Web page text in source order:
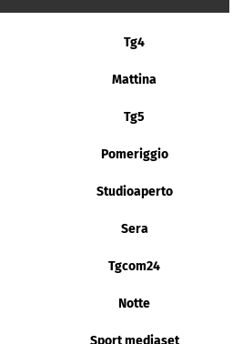
Tg4
Mattina
Tg5
Pomeriggio
Studioaperto
Sera
Tgcom24
Notte
Sport mediaset